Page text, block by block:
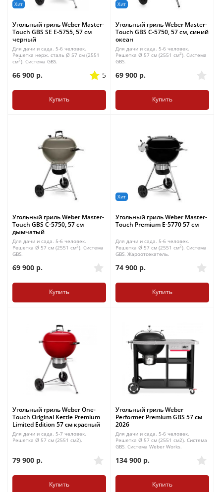
Хит
Угольный гриль Weber Master-
Touch GBS SE E-5755, 57 см
черный
Для дачи и сада. 5-6 человек.
Решетка нерж. сталь Ø 57 см (2551
см2). Система GBS.
66 900 р. 5
Купить
Хит
Угольный гриль Weber Master-
Touch GBS С-5750, 57 см, синий
океан
Для дачи и сада. 5-6 человек.
Решетка Ø 57 см (2551 см2). Система
GBS.
69 900 р.
Купить
Угольный гриль Weber Master-
Touch GBS С-5750, 57 см
дымчатый
Для дачи и сада. 5-6 человек.
Решетка Ø 57 см (2551 см2). Система
GBS.
69 900 р.
Купить
Хит
Угольный гриль Weber Master-
Touch Premium E-5770 57 см
Для дачи и сада. 5-6 человек.
Решетка Ø 57 см (2551 см2). Система
GBS. Жароотсекатель.
74 900 р.
Купить
Угольный гриль Weber One-
Touch Original Kettle Premium
Limited Edition 57 см красный
Для дачи и сада. 5-7 человек.
Решетка Ø 57 см (2551 см2).
79 900 р.
Купить
Угольный гриль Weber
Performer Premium GBS 57 cм
2026
Для дачи и сада. 5-6 человек.
Решетка Ø 57 см (2551 см2). Система
GBS. Система Weber Works.
134 900 р.
Купить